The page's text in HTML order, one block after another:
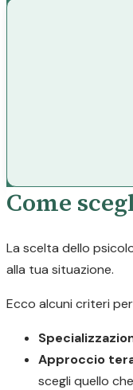
Come
La scelta dello
alla tua situazione.
Ecco alcuni criteri
Approccio
scegli quello